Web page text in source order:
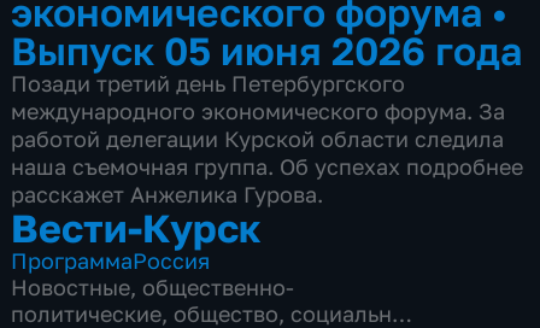
экономического форума •
Выпуск 05 июня 2026 года
Позади третий день Петербургского
международного экономического форума. За
работой делегации Курской области следила
наша съемочная группа. Об успехах подробнее
расскажет Анжелика Гурова.
Вести-Курск
ПрограммаРоссия
Новостные, общественно-
политические, общество, социально-